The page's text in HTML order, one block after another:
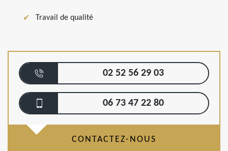
Travail de qualité
02 52 56 29 03
06 73 47 22 80
CONTACTEZ-NOUS